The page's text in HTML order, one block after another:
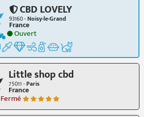
CBD LOVELY
93160 -Noisy-le-Grand
France
Ouvert
Little shop cbd
75011 -Paris
France
Fermé